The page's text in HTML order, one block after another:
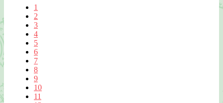
1
2
3
4
5
6
7
8
9
10
11